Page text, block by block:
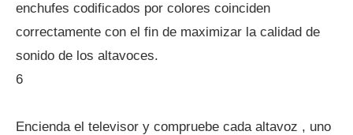
enchufes codificados por colores coinciden
correctamente con el fin de maximizar la calidad de
sonido de los altavoces.
6
Encienda el televisor y compruebe cada altavoz , uno